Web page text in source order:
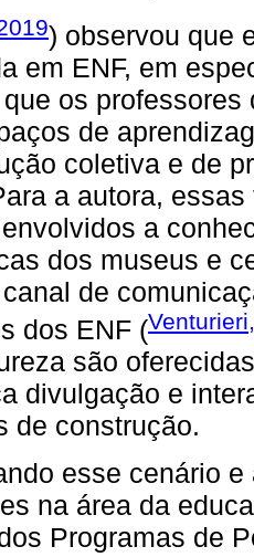
) observou que
em ENF, em
os
de
coletiva e de
a autora,
a
dos museus e
de
dos ENF (
são
divulgação e
de construção.
esse cenário
na área da
Programas de